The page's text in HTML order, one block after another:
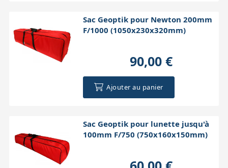
Sac Geoptik pour Newton 200mm
F/1000 (1050x230x320mm)
90,00 €
Ajouter au panier
Sac Geoptik pour lunette jusqu'à
100mm F/750 (750x160x150mm)